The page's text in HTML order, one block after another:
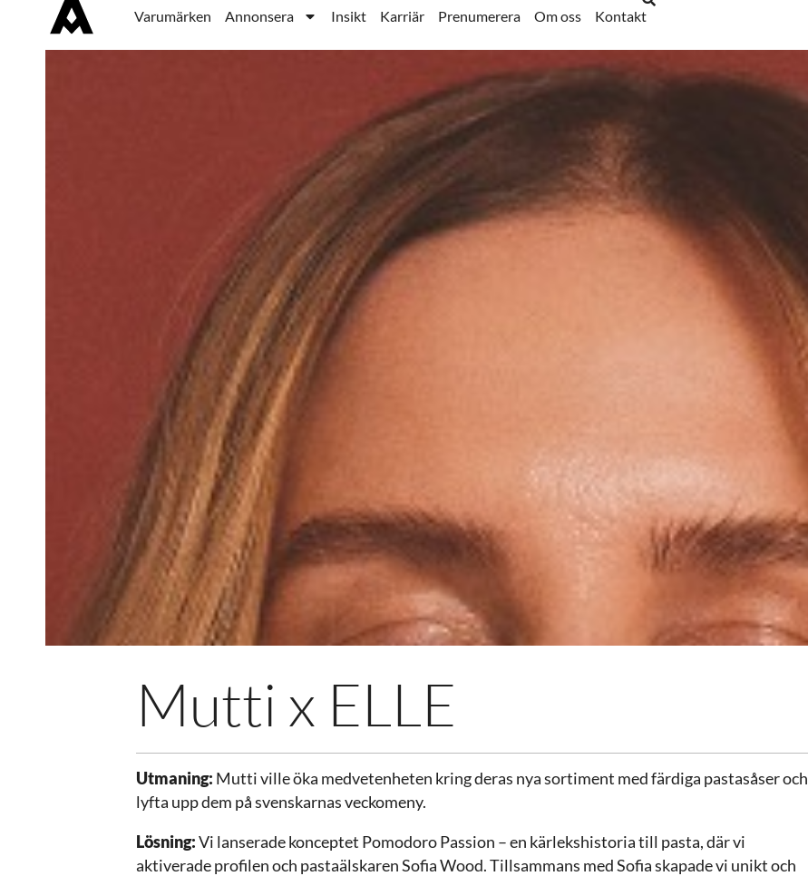
Varumärken Annonsera Insikt Karriär Prenumerera Om oss Kontakt
Mutti x ELLE
Utmaning: Mutti ville öka medvetenheten kring deras nya sortiment med färdiga pastasåser och
lyfta upp dem på svenskarnas veckomeny.
Lösning:Vi lanserade konceptet Pomodoro Passion – en kärlekshistoria till pasta, där vi
aktiverade profilen och pastaälskaren Sofia Wood. Tillsammans med Sofia skapade vi unikt och